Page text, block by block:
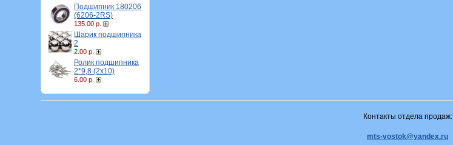
Подшипник 180206
(6206-2RS)
135.00 р.
Шарик подшипника
2
2.00 р.
Ролик подшипника
2*9,8 (2х10)
6.00 р.
Контакты отдела продаж:
mts-vostok@yandex.ru